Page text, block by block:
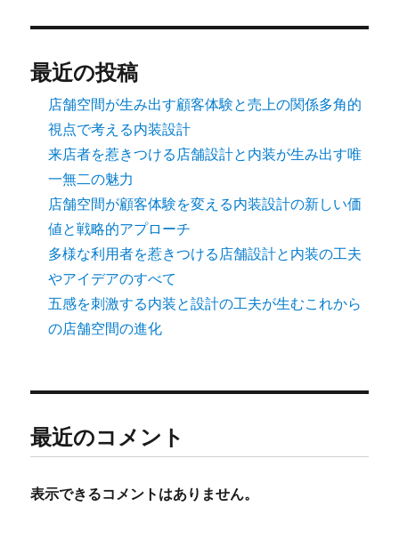
最近の投稿
店舗空間が生み出す顧客体験と売上の関係多角的
視点で考える内装設計
来店者を惹きつける店舗設計と内装が生み出す唯
一無二の魅力
店舗空間が顧客体験を変える内装設計の新しい価
値と戦略的アプローチ
多様な利用者を惹きつける店舗設計と内装の工夫
やアイデアのすべて
五感を刺激する内装と設計の工夫が生むこれから
の店舗空間の進化
最近のコメント
表示できるコメントはありません。